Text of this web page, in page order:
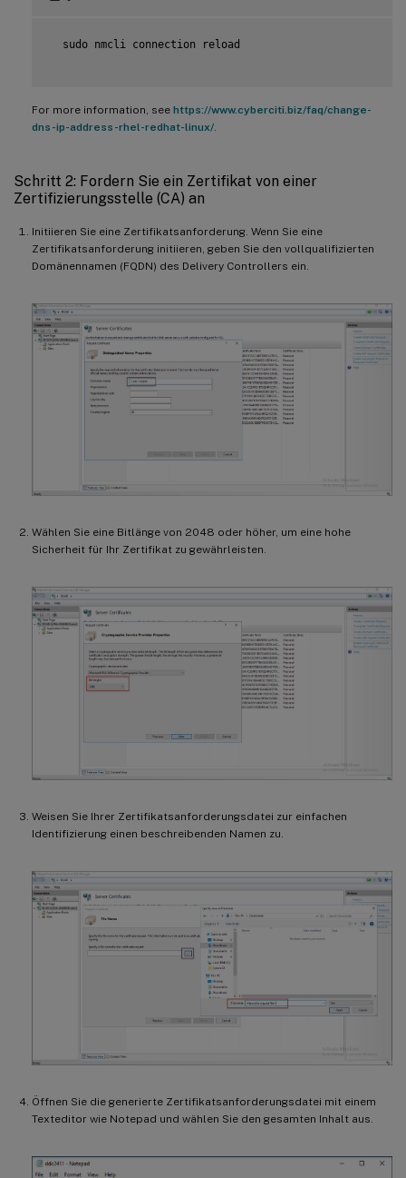
  sudo nmcli connection reload
For more information, see https://www.cyberciti.biz/faq/change-
dns-ip-address-rhel-redhat-linux/
Schritt 2: Fordern Sie ein Zertifikat von einer
Zertifizierungsstelle (CA) an
Initiieren Sie eine Zertifikatsanforderung. Wenn Sie eine
Zertifikatsanforderung initiieren, geben Sie den vollqualifizierten
Domänennamen (FQDN) des Delivery Controllers ein.
Wählen Sie eine Bitlänge von 2048 oder höher, um eine hohe
Sicherheit für Ihr Zertifikat zu gewährleisten.
Weisen Sie Ihrer Zertifikatsanforderungsdatei zur einfachen
Identifizierung einen beschreibenden Namen zu.
Öffnen Sie die generierte Zertifikatsanforderungsdatei mit einem
Texteditor wie Notepad und wählen Sie den gesamten Inhalt aus.